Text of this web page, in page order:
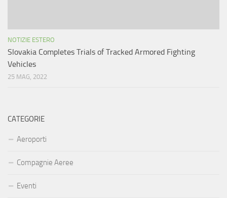
NOTIZIE ESTERO
Slovakia Completes Trials of Tracked Armored Fighting
Vehicles
25 MAG, 2022
CATEGORIE
Aeroporti
Compagnie Aeree
Eventi